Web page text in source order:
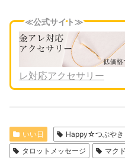
≪公式サイト≫
レ対応アクセサリー
いい日 Happy☆つぶやき
タロットメッセージ
マク